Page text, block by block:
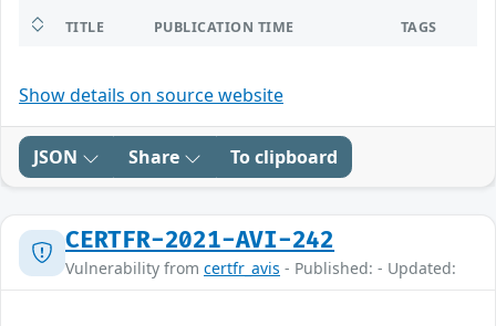
TITLE PUBLICATION TIME TAGS
Show details on source website
JSON Share To clipboard
CERTFR-2021-AVI-242
Vulnerability from certfr_avis - Published: - Updated: